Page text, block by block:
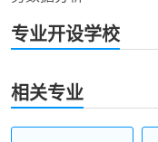
专业开设学校
相关专业